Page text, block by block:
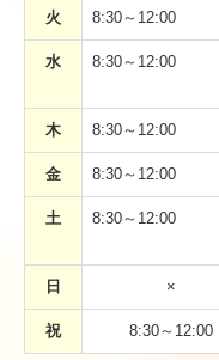
火 8:30～12:00
水 8:30～12:00
木 8:30～12:00
金 8:30～12:00
土 8:30～12:00
日 ×
祝 8:30～12:00